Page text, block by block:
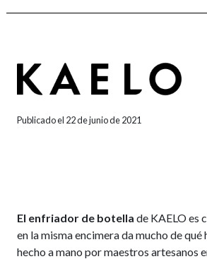
Publicado el 22 de junio de 2021
El enfriador de botella de KAELO es
en la misma encimera da mucho de qué
hecho a mano por maestros artesanos